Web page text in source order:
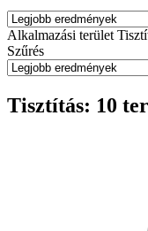
Alkalmazási terület
Szűrés
Tisztítás: 10